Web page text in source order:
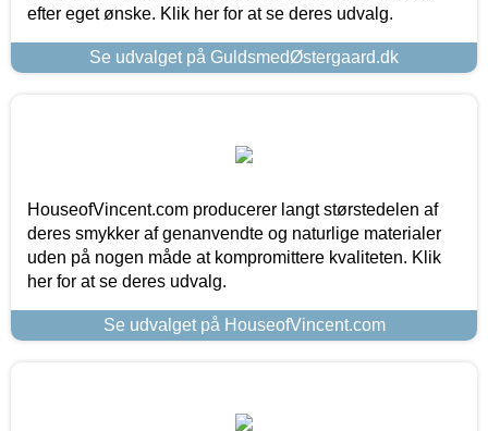
efter eget ønske. Klik her for at se deres udvalg.
Se udvalget på GuldsmedØstergaard.dk
HouseofVincent.com producerer langt størstedelen af
deres smykker af genanvendte og naturlige materialer
uden på nogen måde at kompromittere kvaliteten. Klik
her for at se deres udvalg.
Se udvalget på HouseofVincent.com